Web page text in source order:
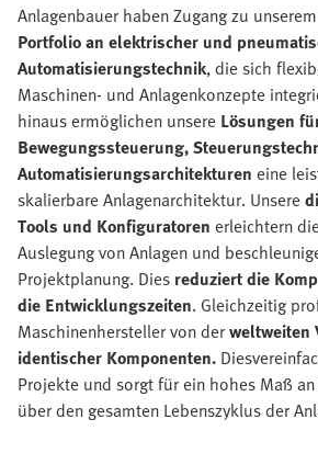
Anlagenbauer haben Zugang zu unserem
Portfolio an elektrischer und
Automatisierungstechnik, die sich
Maschinen- und Anlagenkonzepte
hinaus ermöglichen unsere Lösungen
Bewegungssteuerung,
Automatisierungsarchitekturen eine
skalierbare Anlagenarchitektur. Unsere
Tools und Konfiguratoren erleichtern
Auslegung von Anlagen und
Projektplanung. Dies reduziert die
die Entwicklungszeiten. Gleichzeitig
Maschinenhersteller von derweltweiten
identischer Komponenten. Dies
Projekte und sorgt für ein hohes Maß
über den gesamten Lebenszyklus der